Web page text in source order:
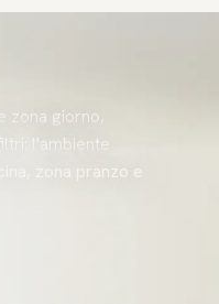
zona giorno,
l'ambiente
zona pranzo e